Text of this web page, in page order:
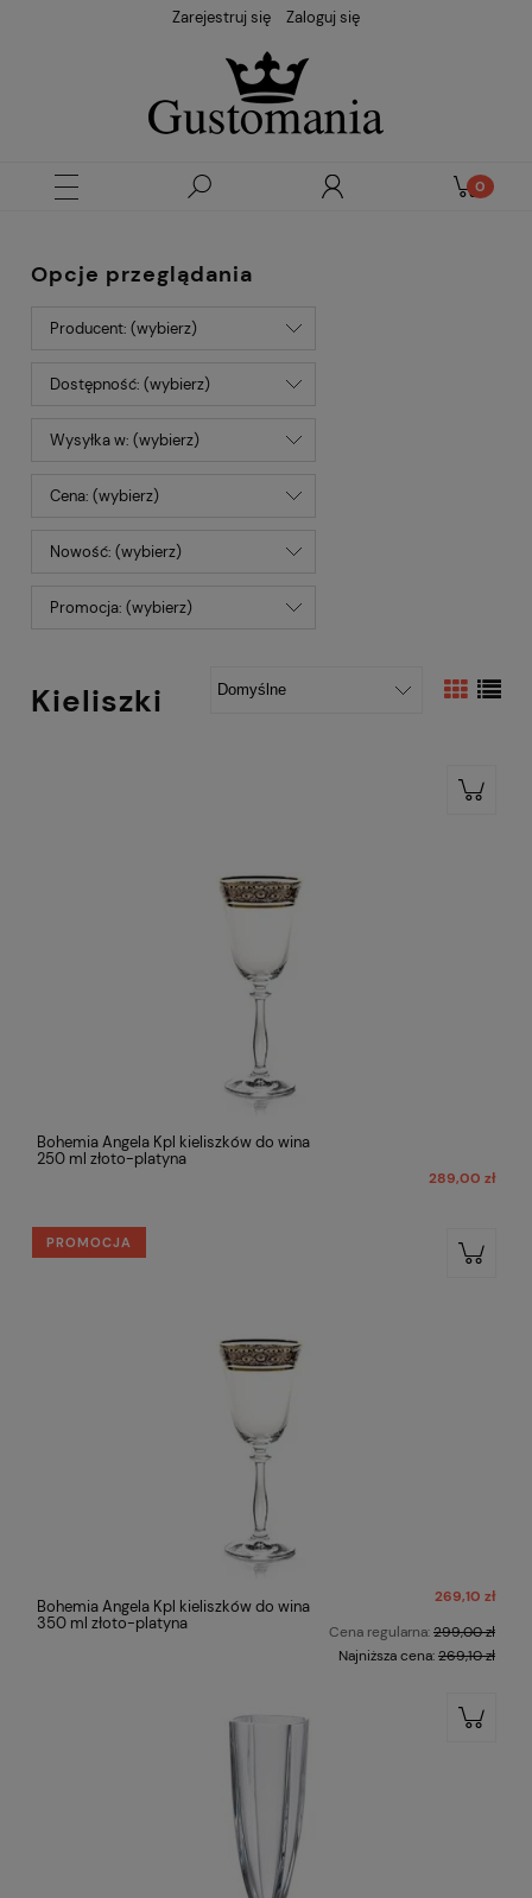
Zarejestruj się Zaloguj się
Opcje przeglądania
Producent: (wybierz)
Dostępność: (wybierz)
Wysyłka w: (wybierz)
Cena: (wybierz)
Nowość: (wybierz)
Promocja: (wybierz)
Kieliszki
Bohemia Angela Kpl kieliszków do wina
250 ml złoto-platyna
289,00 zł
Bohemia Angela Kpl kieliszków do wina
350 ml złoto-platyna
269,10 zł
Cena regularna:299,00 zł
Najniższa cena:269,10 zł
PROMOCJA